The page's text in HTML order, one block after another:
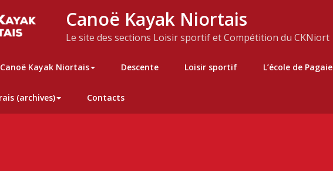
Canoë Kayak Niortais
Le site des sections Loisir sportif et Compétition du CKNiort
Canoë Kayak Niortais Descente Loisir sportif L’école de Pagaie
(archives) Contacts